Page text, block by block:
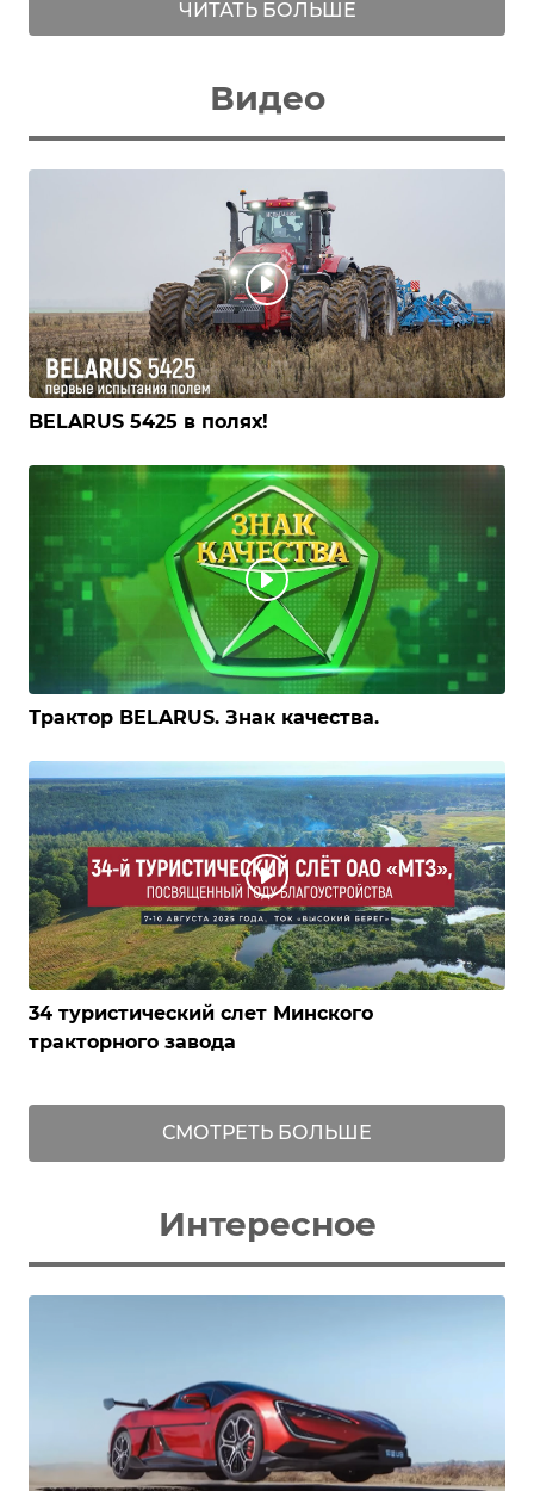
ЧИТАТЬ БОЛЬШЕ
Видео
BELARUS 5425 в полях!
Трактор BELARUS. Знак качества.
34 туристический слет Минского
тракторного завода
СМОТРЕТЬ БОЛЬШЕ
Интересное